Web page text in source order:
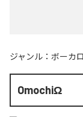
ジャンル： ボーカ
OmochiΩ